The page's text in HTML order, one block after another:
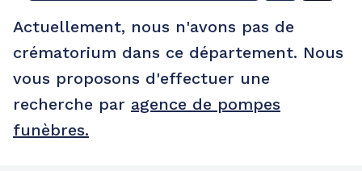
Actuellement, nous n'avons pas de
crématorium dans ce département. Nous
vous proposons d'effectuer une
recherche par agence de pompes
funèbres.